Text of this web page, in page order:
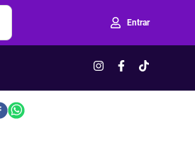
Entrar